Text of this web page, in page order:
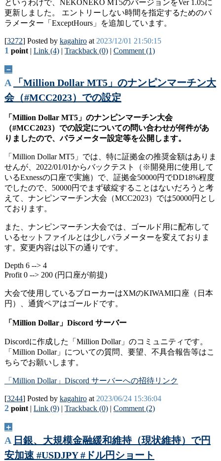
というわけで、NEKONEKO MT5のバージョンをVer 1.05に
更新しました。 エントリーしない時間を指定するためのパ
ラメーター「ExceptHours」を追加しています。
[3272] Posted by kagahiroat 2023/12/01 21:50:15
1 point| Link (4)| Trackback (0)| Comment (1)
－
A
「Million Dollar MT5」のナンピンマーチン大
会（#MCC2023）での設定
「Million Dollar MT5」のナンピンマーチン大会
（#MCC2023）での設定についての問い合わせが何件があ
りましたので、パラメーター設定等を公開します。
「Million Dollar MT5」では、特に証拠金の推奨金額はありま
せんが、2022/01/01からバックテスト（※開発用に使用して
いるExnessの口座で実施）で、証拠金50000円でDD18%程度
でしたので、50000円でまず破綻することはないだろうと考
えて、ナンピンマーチン大会（MCC2023）では50000円とし
ております。
また、ナンピンマーチン大会では、ゴールド用に配布して
いるセットファイルとは少しパラメーターを変えておりま
す。変更内容は以下の通りです。
Depth 6 --> 4
Profit 0 --> 200 (円口座が前提)
大会で使用しているブローカーはXMのKIWAMI口座（日本
円）、通貨ペアはゴールドです。
「Million Dollar」Discord サーバー
Discordに作成した「Million Dollar」のコミュニティです。
「Million Dollar」についての質問、要望、不具合報告等はこ
ちらでお願いします。
「Million Dollar」Discord サーバーへの招待リンク
[3244] Posted by kagahiroat 2023/06/24 15:36:04
2point| Link (9)| Trackback (0)| Comment (2)
＋
A 日銀、大規模金融緩和維持（現状維持）で円
安加速 #USDJPY #ドル円ショート